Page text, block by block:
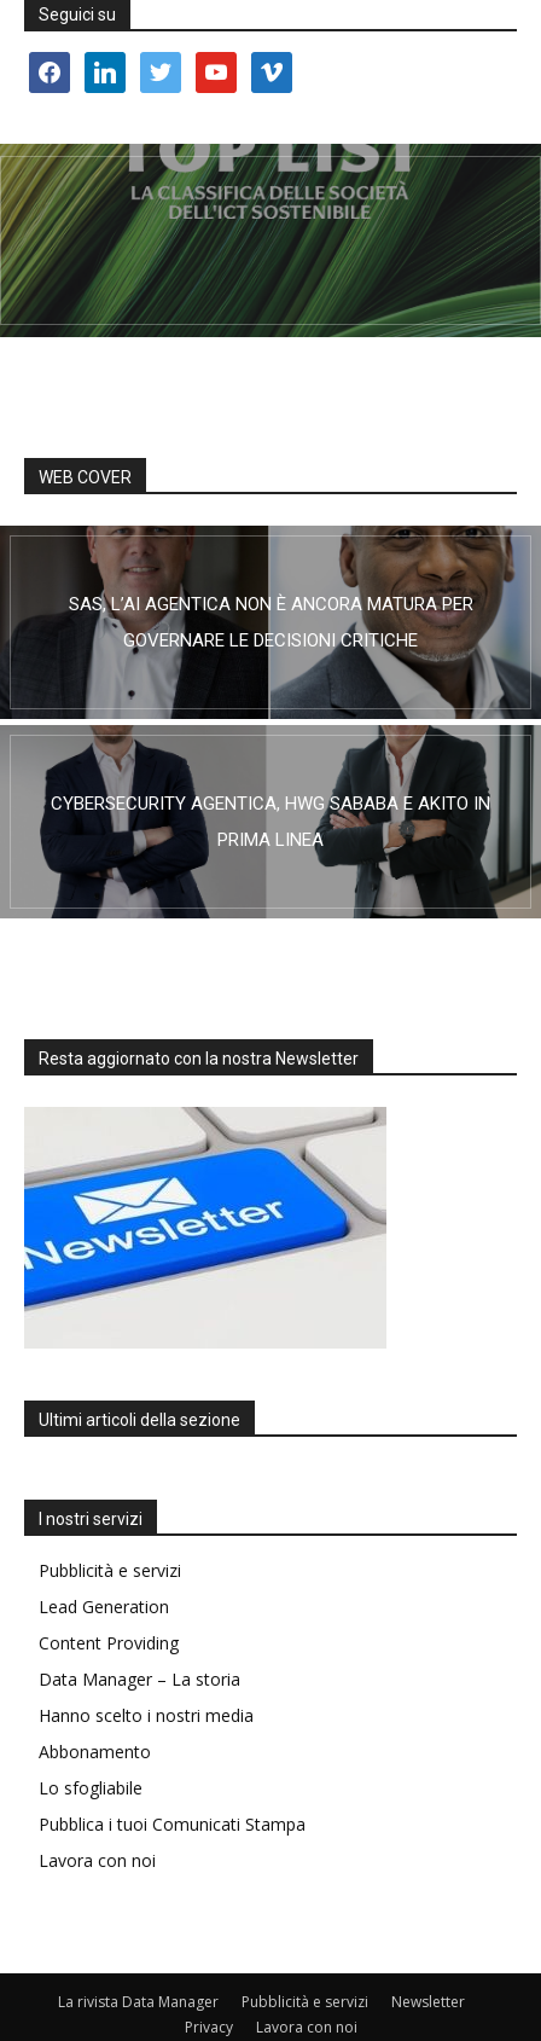
Seguici su
facebooklinkedin twitter youtube vimeo
WEB COVER
SAS, L’AI AGENTICA NON È ANCORA MATURA PER
GOVERNARE LE DECISIONI CRITICHE
CYBERSECURITY AGENTICA, HWG SABABA E AKITO IN
PRIMA LINEA
Resta aggiornato con la nostra Newsletter
Ultimi articoli della sezione
I nostri servizi
Pubblicità e servizi
Lead Generation
Content Providing
Data Manager – La storia
Hanno scelto i nostri media
Abbonamento
Lo sfogliabile
Pubblica i tuoi Comunicati Stampa
Lavora con noi
La rivista Data Manager Pubblicità e servizi
Newsletter
Privacy
Lavora con noi